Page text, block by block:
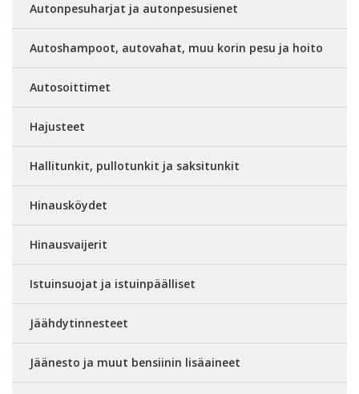
Autonpesuharjat ja autonpesusienet
Autoshampoot, autovahat, muu korin pesu ja hoito
Autosoittimet
Hajusteet
Hallitunkit, pullotunkit ja saksitunkit
Hinausköydet
Hinausvaijerit
Istuinsuojat ja istuinpäälliset
Jäähdytinnesteet
Jäänesto ja muut bensiinin lisäaineet